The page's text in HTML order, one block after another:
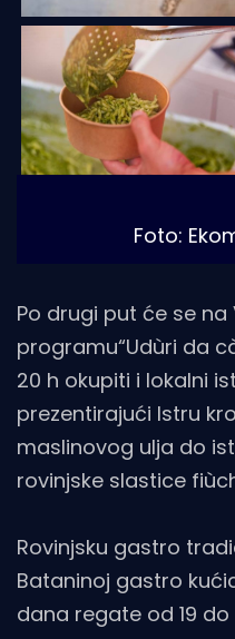
Foto:
Po drugi put će se na
programu“Udùri da
20 h okupiti i lokalni
prezentirajući Istru
maslinovog ulja do
rovinjske slastice
Rovinjsku gastro
Bataninoj gastro
dana regate od 19